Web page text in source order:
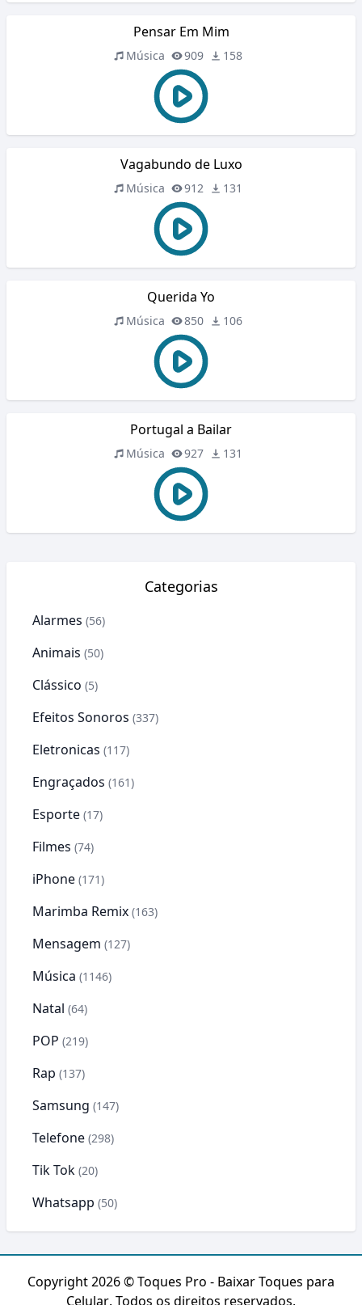
Pensar Em Mim
Música 909 158
Vagabundo de Luxo
Música 912 131
Querida Yo
Música 850 106
Portugal a Bailar
Música 927 131
Categorias
Alarmes (56)
Animais (50)
Clássico (5)
Efeitos Sonoros (337)
Eletronicas (117)
Engraçados (161)
Esporte (17)
Filmes (74)
iPhone (171)
Marimba Remix (163)
Mensagem (127)
Música (1146)
Natal (64)
POP (219)
Rap (137)
Samsung (147)
Telefone (298)
Tik Tok (20)
Whatsapp (50)
Copyright 2026 ©Toques Pro - Baixar Toques para
Celular. Todos os direitos reservados.